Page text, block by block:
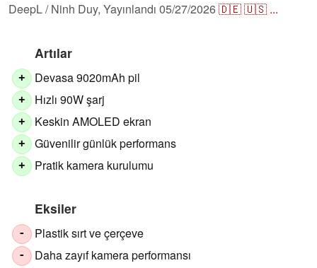
DeepL / Ninh Duy, Yayınlandı 05/27/2026🇩🇪🇺🇸 ...
Artılar
+ Devasa 9020mAh pil
+ Hızlı 90W şarj
+ Keskin AMOLED ekran
+ Güvenilir günlük performans
+ Pratik kamera kurulumu
Eksiler
- Plastik sırt ve çerçeve
- Daha zayıf kamera performansı